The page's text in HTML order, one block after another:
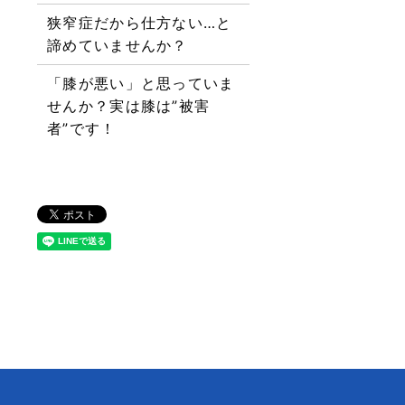
狭窄症だから仕方ない…と
諦めていませんか？
「膝が悪い」と思っていま
せんか？実は膝は”被害
者”です！